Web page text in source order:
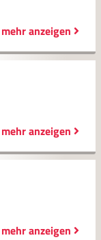
mehr anzeigen
mehr anzeigen
mehr anzeigen